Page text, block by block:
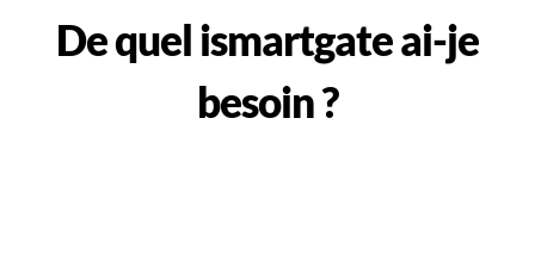
De quel ismartgate ai-je
besoin ?